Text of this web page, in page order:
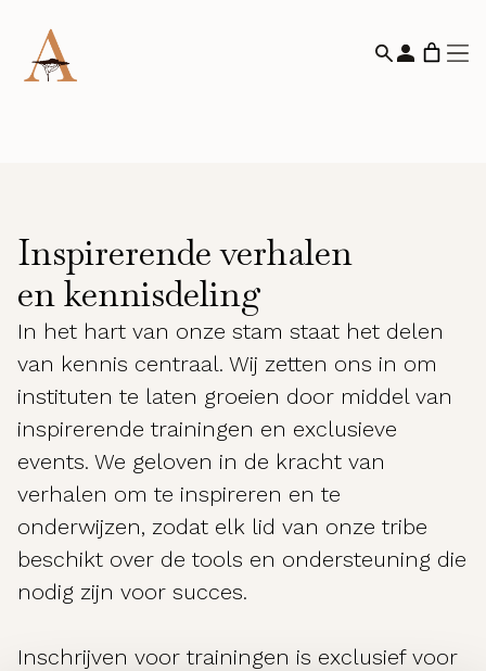
Inspirerende verhalen
en kennisdeling
In het hart van onze stam staat het delen
van kennis centraal. Wij zetten ons in om
instituten te laten groeien door middel van
inspirerende trainingen en exclusieve
events. We geloven in de kracht van
verhalen om te inspireren en te
onderwijzen, zodat elk lid van onze tribe
beschikt over de tools en ondersteuning die
nodig zijn voor succes.
Inschrijven voor trainingen is exclusief voor